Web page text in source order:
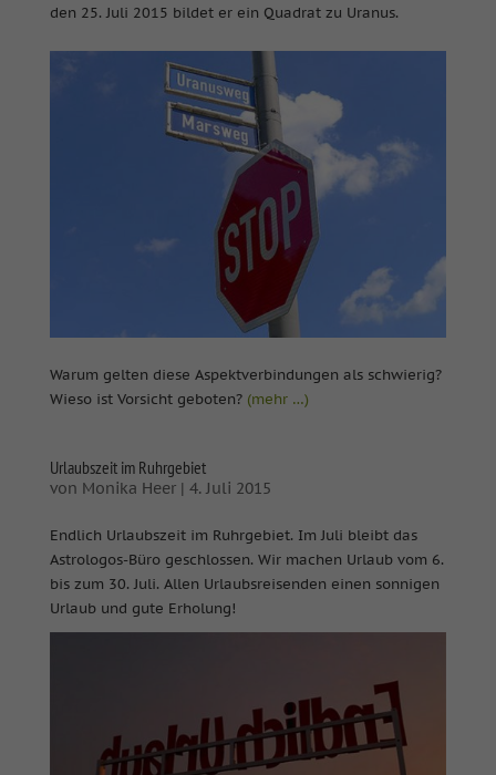
den 25. Juli 2015 bildet er ein Quadrat zu Uranus.
Warum gelten diese Aspektverbindungen als schwierig?
Wieso ist Vorsicht geboten? (mehr …)
Urlaubszeit im Ruhrgebiet
von Monika Heer| 4. Juli 2015
Endlich Urlaubszeit im Ruhrgebiet. Im Juli bleibt das
Astrologos-Büro geschlossen. Wir machen Urlaub vom 6.
bis zum 30. Juli. Allen Urlaubsreisenden einen sonnigen
Urlaub und gute Erholung!